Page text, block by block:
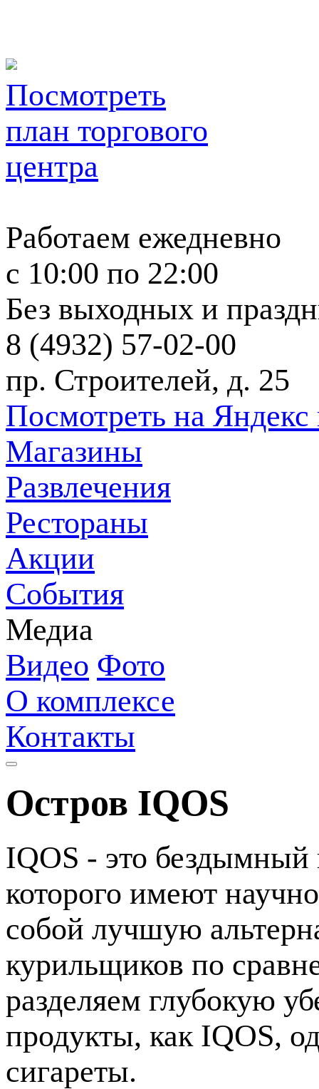
Посмотреть
план торгового
центра
Работаем ежедневно
c 10:00 по 22:00
Без выходных и
8 (4932) 57-02-00
пр. Строителей, д. 25
Посмотреть на Яндекс
Магазины
Развлечения
Рестораны
Акции
События
Медиа
Видео Фото
О комплексе
Контакты
Остров IQOS
IQOS - это бездымный
которого имеют
собой лучшую
курильщиков по
разделяем глубокую
продукты, как IQOS,
сигареты.